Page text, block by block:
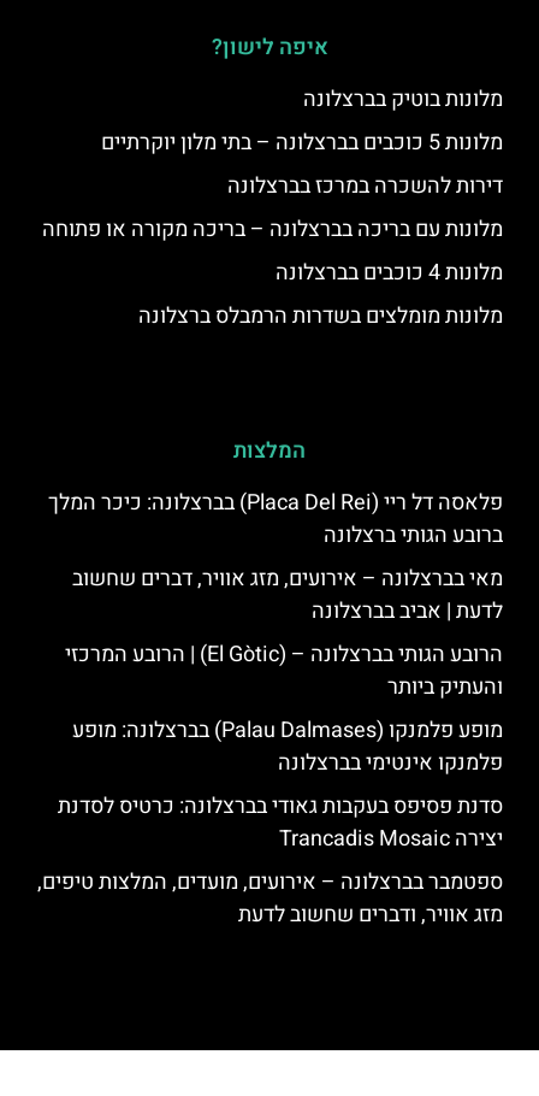
איפה לישון?
מלונות בוטיק בברצלונה
מלונות 5 כוכבים בברצלונה – בתי מלון יוקרתיים
דירות להשכרה במרכז בברצלונה
מלונות עם בריכה בברצלונה – בריכה מקורה או פתוחה
מלונות 4 כוכבים בברצלונה
מלונות מומלצים בשדרות הרמבלס ברצלונה
המלצות
פלאסה דל ריי (Placa Del Rei) בברצלונה: כיכר המלך
ברובע הגותי ברצלונה
מאי בברצלונה – אירועים, מזג אוויר, דברים שחשוב
לדעת | אביב בברצלונה
הרובע הגותי בברצלונה – (El Gòtic) | הרובע המרכזי
והעתיק ביותר
מופע פלמנקו (Palau Dalmases) בברצלונה: מופע
פלמנקו אינטימי בברצלונה
סדנת פסיפס בעקבות גאודי בברצלונה: כרטיס לסדנת
יצירה Trancadis Mosaic
ספטמבר בברצלונה – אירועים, מועדים, המלצות טיפים,
מזג אוויר, ודברים שחשוב לדעת